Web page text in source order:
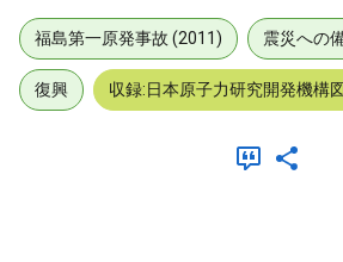
福島第一原発事故 (2011) 震災への
復興 収録:日本原子力研究開発機構